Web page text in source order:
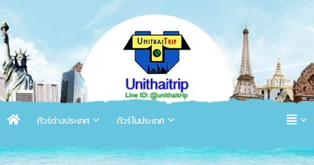
ทัวร์ต่างประเทศ ทัวร์ในประเทศ